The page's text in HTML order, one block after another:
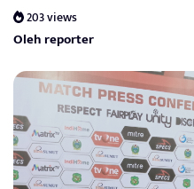
203 views
Oleh reporter